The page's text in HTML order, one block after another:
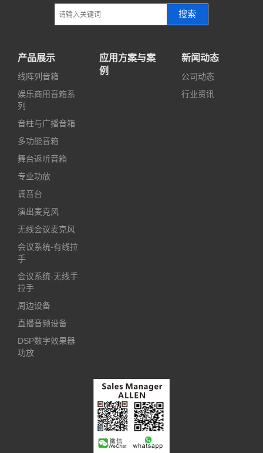
搜索
产品展示
线阵列音箱
娱乐商用音箱系
列
音柱与广播音箱
多功能音箱
舞台返听音箱
专业功放
调音台
演出麦克风
无线会议麦克风
会议系统-有线拉
手
会议系统-无线手
拉手
周边设备
直播音频设备
DSP数字效果器
功放
应用方案与案
例
新闻动态
公司动态
行业资讯